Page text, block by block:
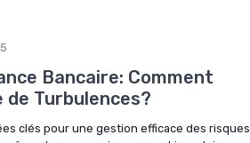
Bancaire: Comment
de Turbulences?
clés pour une gestion efficace des risques